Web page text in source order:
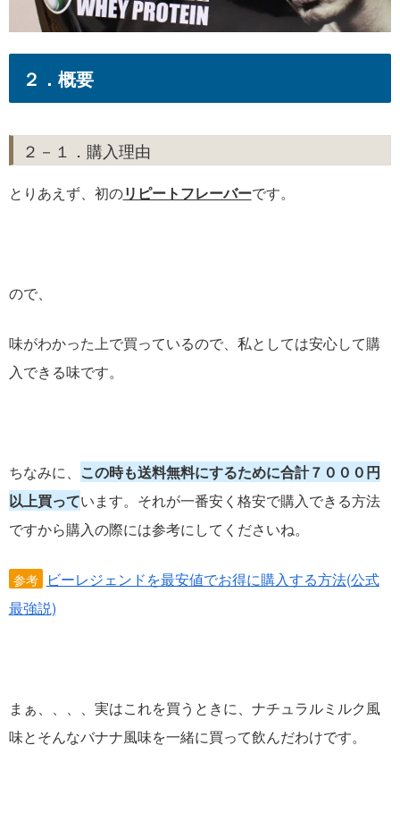
２．概要
２－１．購入理由
とりあえず、初のリピートフレーバーです。
ので、
味がわかった上で買っているので、私としては安心して購
入できる味です。
ちなみに、
この時も送料無料にするために合計７０００円
以上買っています。それが一番安く格安で購入できる方法
ですから購入の際には参考にしてくださいね。
参考 ビーレジェンドを最安値でお得に購入する方法(公式
最強説)
まぁ、、、、実はこれを買うときに、ナチュラルミルク風
味とそんなバナナ風味を一緒に買って飲んだわけです。